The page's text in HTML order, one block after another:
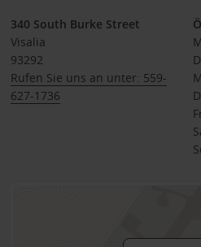
340 South Burke Street
Visalia
93292
Rufen Sie uns an unter: 559-
627-1736